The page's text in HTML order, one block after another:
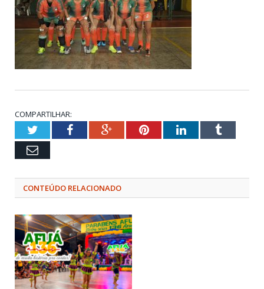
COMPARTILHAR:
TwitterFacebookGoogle+PinterestLinkedInTumblr
Email
CONTEÚDO RELACIONADO